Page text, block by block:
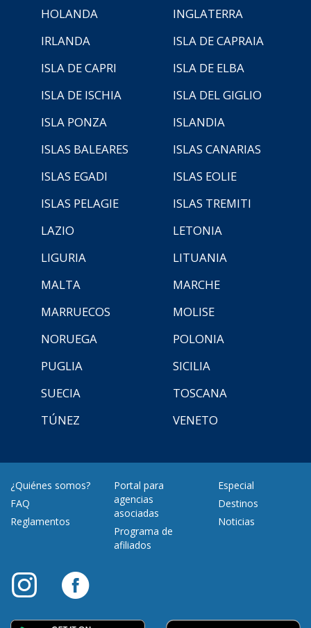
HOLANDA
INGLATERRA
IRLANDA
ISLA DE CAPRAIA
ISLA DE CAPRI
ISLA DE ELBA
ISLA DE ISCHIA
ISLA DEL GIGLIO
ISLA PONZA
ISLANDIA
ISLAS BALEARES
ISLAS CANARIAS
ISLAS EGADI
ISLAS EOLIE
ISLAS PELAGIE
ISLAS TREMITI
LAZIO
LETONIA
LIGURIA
LITUANIA
MALTA
MARCHE
MARRUECOS
MOLISE
NORUEGA
POLONIA
PUGLIA
SICILIA
SUECIA
TOSCANA
TÚNEZ
VENETO
¿Quiénes somos?
FAQ
Reglamentos
Portal para
agencias
asociadas
Programa de
afiliados
Especial
Destinos
Noticias